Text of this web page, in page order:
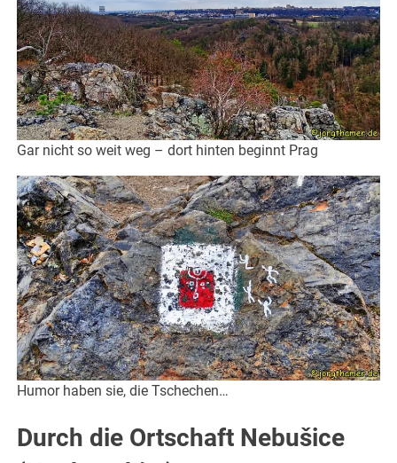
Gar nicht so weit weg – dort hinten beginnt Prag
Humor haben sie, die Tschechen…
Durch die Ortschaft Nebušice